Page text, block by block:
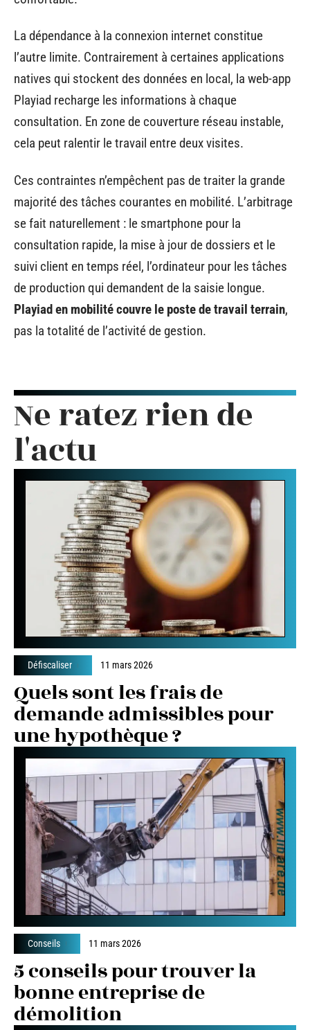
La dépendance à la connexion internet constitue
l’autre limite. Contrairement à certaines applications
natives qui stockent des données en local, la web-app
Playiad recharge les informations à chaque
consultation. En zone de couverture réseau instable,
cela peut ralentir le travail entre deux visites.
Ces contraintes n’empêchent pas de traiter la grande
majorité des tâches courantes en mobilité. L’arbitrage
se fait naturellement : le smartphone pour la
consultation rapide, la mise à jour de dossiers et le
suivi client en temps réel, l’ordinateur pour les tâches
de production qui demandent de la saisie longue.
Playiad en mobilité couvre le poste de travail terrain,
pas la totalité de l’activité de gestion.
Ne ratez rien de
l'actu
Défiscaliser 11 mars 2026
Quels sont les frais de
demande admissibles pour
une hypothèque ?
Conseils 11 mars 2026
5 conseils pour trouver la
bonne entreprise de
démolition